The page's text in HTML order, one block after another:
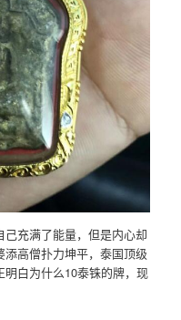
充满了能量，但是内心却
高僧扑力坤平，泰国顶级
白为什么10泰铢的牌，现